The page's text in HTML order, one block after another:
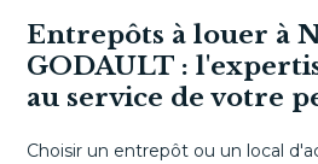
Entrepôts à louer à
GODAULT :
au service de votre
Choisir un entrepôt ou un local